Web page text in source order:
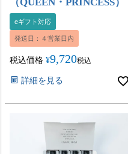
（QUEEN・PRINCESS）
eギフト対応
発送日：４営業日内
税込価格 ¥9,720税込
詳細を見る